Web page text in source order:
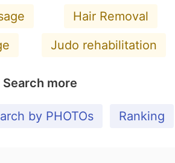
Hair Removal
Judo rehabilitation
Search more
by PHOTOs Ranking